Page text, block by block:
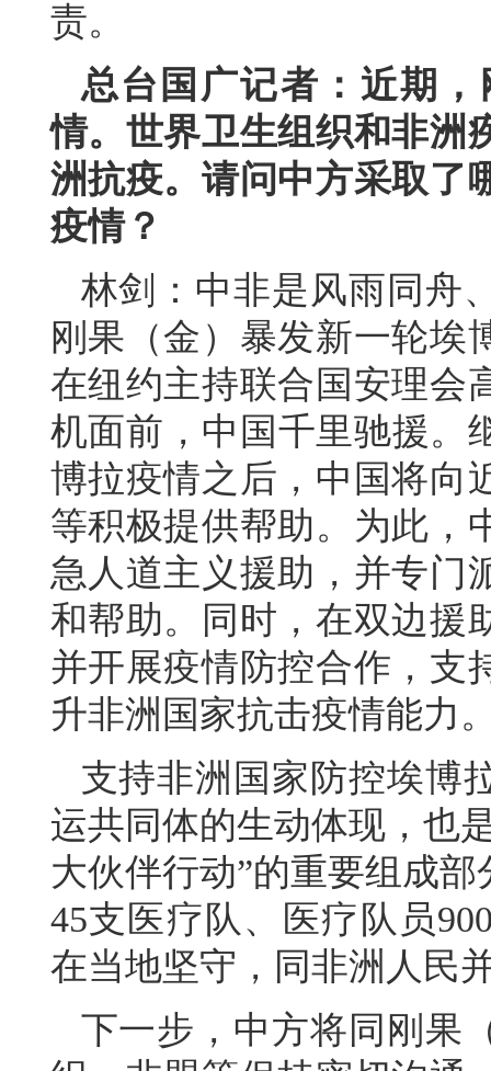
责。
总台国广记者：近期
情。世界卫生组织和非洲
洲抗疫。请问中方采取了
疫情？
林剑：中非是风雨同舟
刚果（金）暴发新一轮埃
在纽约主持联合国安理会
机面前，中国千里驰援。
博拉疫情之后，中国将向
等积极提供帮助。为此，
急人道主义援助，并专门
和帮助。同时，在双边援
并开展疫情防控合作，支
升非洲国家抗击疫情能力
支持非洲国家防控埃博
运共同体的生动体现，也
大伙伴行动”的重要组成
45支医疗队、医疗队员
在当地坚守，同非洲人民
下一步，中方将同刚果